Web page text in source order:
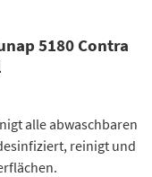
5180 Contra
alle abwaschbaren
reinigt und